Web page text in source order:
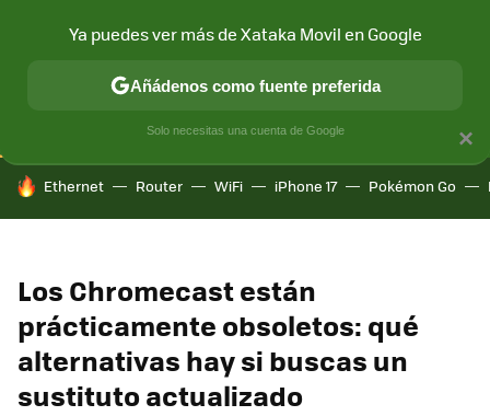
CONECTIVIDAD MÓVIL Y SOCIEDAD APLICACIONES
HOY SE HABLA DE
Ethernet Router WiFi iPhone 17 Pokémon Go
Los Chromecast están
prácticamente obsoletos: qué
alternativas hay si buscas un
sustituto actualizado
×
Ya puedes ver más de Xataka Movil en Google
Añádenos como fuente preferida
Solo necesitas una cuenta de Google